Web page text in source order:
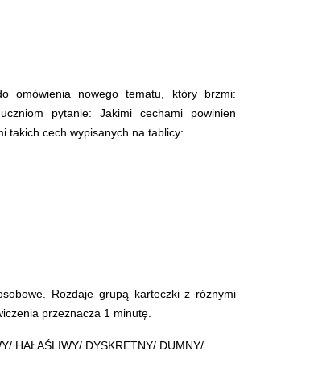
omówienia nowego tematu, który brzmi:
pytanie: Jakimi cechami powinien
takich cech wypisanych na tablicy:
Rozdaje grupą karteczki z różnymi
przeznacza 1 minutę.
HAŁAŚLIWY/ DYSKRETNY/ DUMNY/